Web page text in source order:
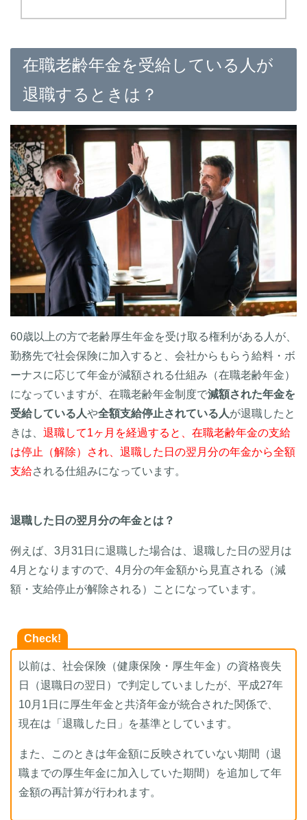
在職老齢年金を受給している人が
退職するときは？
60歳以上の方で老齢厚生年金を受け取る権利がある人が、
勤務先で社会保険に加入すると、会社からもらう給料・ボ
ーナスに応じて年金が減額される仕組み（在職老齢年金）
になっていますが、在職老齢年金制度で減額された年金を
受給している人や全額支給停止されている人が退職したと
きは、 退職して1ヶ月を経過すると、在職老齢年金の支給
は停止（解除）され、退職した日の翌月分の年金から全額
支給される仕組みになっています。
退職した日の翌月分の年金とは？
例えば、3月31日に退職した場合は、退職した日の翌月は
4月となりますので、4月分の年金額から見直される（減
額・支給停止が解除される）ことになっています。
Check!
以前は、社会保険（健康保険・厚生年金）の資格喪失
日（退職日の翌日）で判定していましたが、平成27年
10月1日に厚生年金と共済年金が統合された関係で、
現在は「退職した日」を基準としています。
また、このときは年金額に反映されていない期間（退
職までの厚生年金に加入していた期間）を追加して年
金額の再計算が行われます。